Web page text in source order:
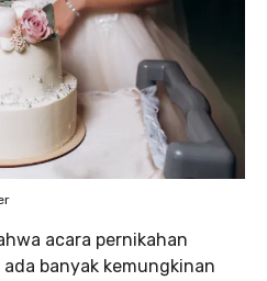
acara pernikahan
banyak kemungkinan